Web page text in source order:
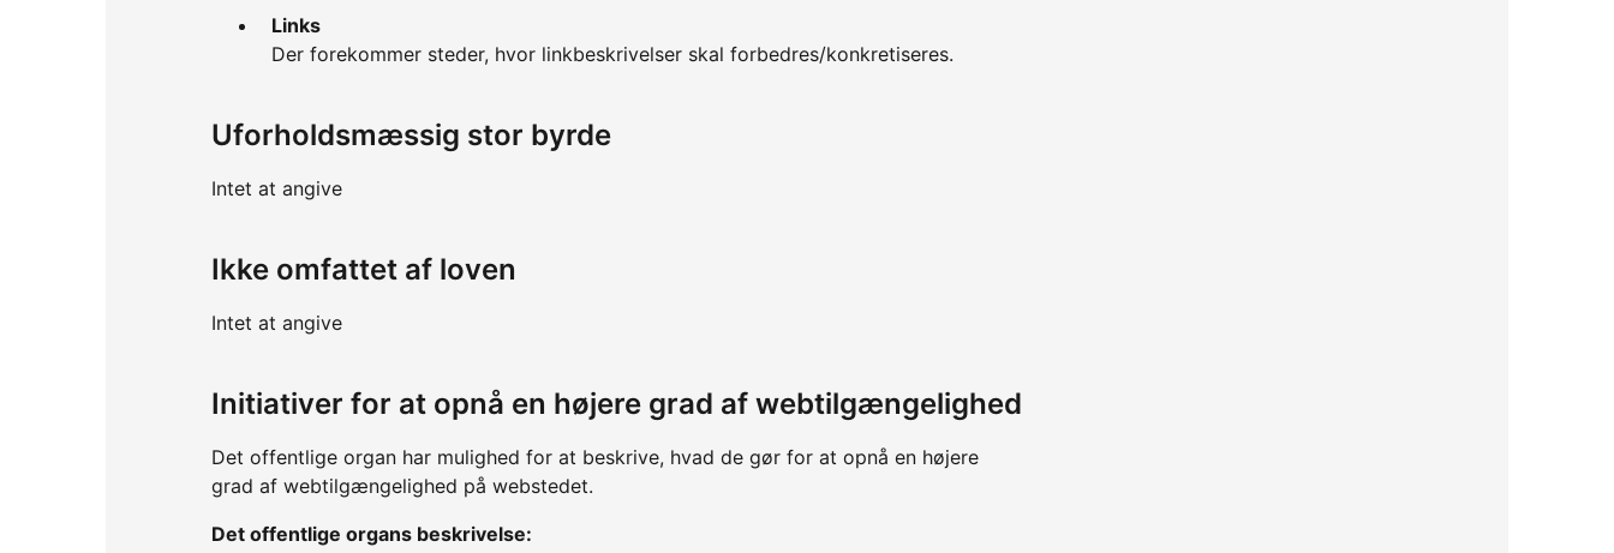
Links
Der forekommer steder, hvor linkbeskrivelser skal forbedres/konkretiseres.
Uforholdsmæssig stor byrde
Intet at angive
Ikke omfattet af loven
Intet at angive
Initiativer for at opnå en højere grad af webtilgængelighed
Det offentlige organ har mulighed for at beskrive, hvad de gør for at opnå en højere
grad af webtilgængelighed på webstedet.
Det offentlige organs beskrivelse: